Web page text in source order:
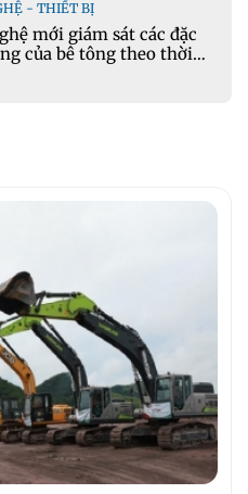
- THIẾT BỊ
mới giám sát các đặc
của bê tông theo thời